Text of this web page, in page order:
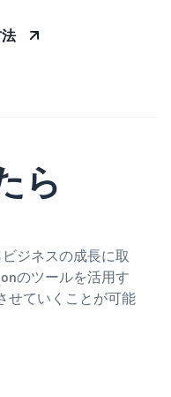
ら
ジネスの成長に取
のツールを活用す
せていくことが可能